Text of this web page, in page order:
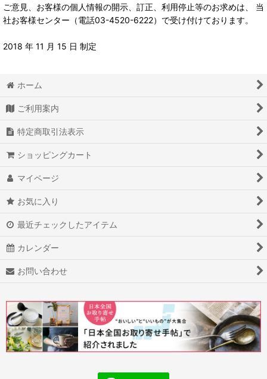
ご意見、お客様の個人情報の開示、訂正、利用停止等のお求めは、 当
社お客様センター（電話03-4520-6222）で受け付けております。
2018 年 11 月 15 日 制定
ホーム
ご利用案内
特定商取引法表示
ショッピングカート
マイページ
お気に入り
最近チェックしたアイテム
カレンダー
お問い合わせ